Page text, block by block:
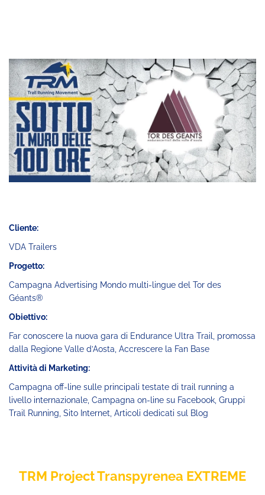
Cliente:
VDA Trailers
Progetto:
Campagna Advertising Mondo multi-lingue del Tor des
Géants®
Obiettivo:
Far conoscere la nuova gara di Endurance Ultra Trail, promossa
dalla Regione Valle d’Aosta, Accrescere la Fan Base
Attività di Marketing:
Campagna off-line sulle principali testate di trail running a
livello internazionale, Campagna on-line su Facebook, Gruppi
Trail Running, Sito Internet, Articoli dedicati sul Blog
TRM Project Transpyrenea EXTREME